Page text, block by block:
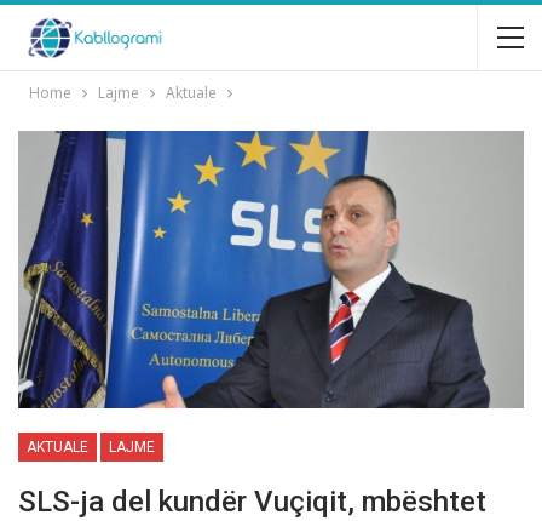
Home Lajme Aktuale
AKTUALE LAJME
SLS-ja del kundër Vuçiqit, mbështet